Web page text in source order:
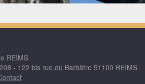
REIMS
- 122 bis rue du Barbâtre 51100 REIMS